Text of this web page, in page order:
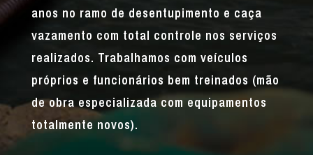
anos no ramo de desentupimento e caça
vazamento com total controle nos serviços
realizados. Trabalhamos com veículos
próprios e funcionários bem treinados (mão
de obra especializada com equipamentos
totalmente novos).